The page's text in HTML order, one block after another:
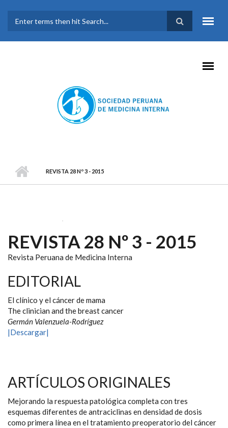
FORMULARIO DE
BÚSQUEDA
REVISTA 28 Nº 3 - 2015
REVISTA 28 Nº 3 - 2015
Revista Peruana de Medicina Interna
EDITORIAL
El clínico y el cáncer de mama
The clinician and the breast cancer
Germán Valenzuela-Rodríguez
|Descargar|
ARTÍCULOS ORIGINALES
Mejorando la respuesta patológica completa con tres
esquemas diferentes de antraciclinas en densidad de dosis
como primera línea en el tratamiento preoperatorio del cáncer